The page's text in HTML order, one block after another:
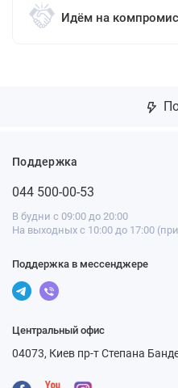
Идём на
Поддержка
044 500-00-53
В будни с 09:00 до 20:00
На выходных с 10:00 до 17:00
Поддержка в мессенджере
Центральный офис
04073, Киев пр-т Степана